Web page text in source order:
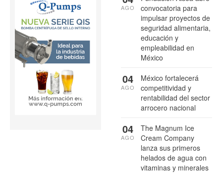
convocatoria para
impulsar proyectos de
seguridad alimentaria,
educación y
empleabilidad en
México
AGO
México fortalecerá
competitividad y
rentabilidad del sector
arrocero nacional
04
AGO
The Magnum Ice
Cream Company
lanza sus primeros
helados de agua con
vitaminas y minerales
04
AGO